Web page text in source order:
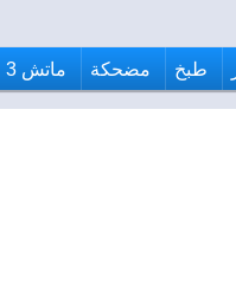
طبخ مضحكة ماتش 3